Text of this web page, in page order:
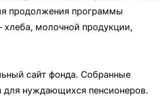
продолжения программы
хлеба, молочной продукции,
сайт фонда. Собранные
для нуждающихся пенсионеров.